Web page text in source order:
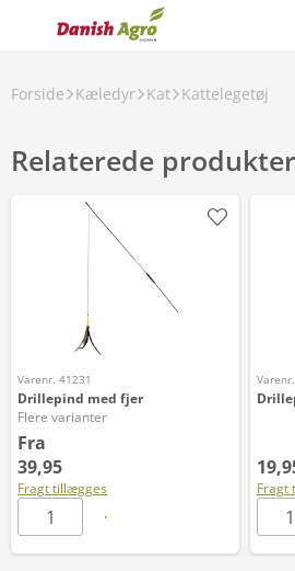
Forside Kæledyr Kat Kattelegetøj
Relaterede produkter
Varenr. 41231
Drillepind med fjer
Flere varianter
Fra
39,95
Fragt tillægges Fragt